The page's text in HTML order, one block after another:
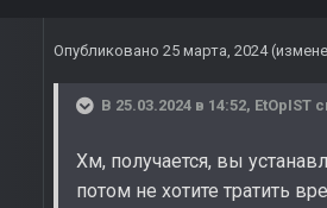
Опубликовано 25 марта, 2024
В 25.03.2024 в 14:52, EtOpIST
Хм, получается, вы
потом не хотите тратить